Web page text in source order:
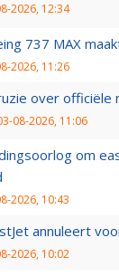
2026, 12:34
737 MAX
2026, 11:26
over officiële
08-2026, 11:06
om
2026, 10:43
annuleert
2026, 10:02